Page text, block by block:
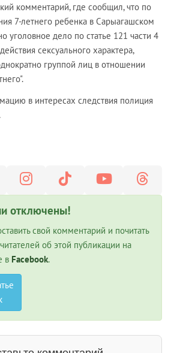
комментарий, где сообщил, что по
7-летнего ребенка в Сарыагашском
уголовное дело по статье 121 части 4
сексуального характера,
группой лиц в отношении
в интересах следствия полиция
отключены!
свой комментарий и почитать
об этой публикации на
в Facebook.